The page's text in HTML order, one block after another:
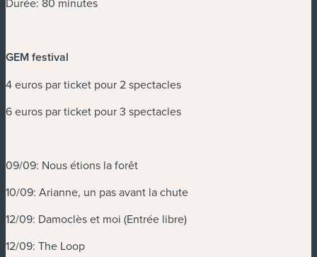
GEM festival
4 euros par ticket pour 2 spectacles
6 euros par ticket pour 3 spectacles
09/09: Nous étions la forêt
10/09: Arianne, un pas avant la chute
12/09: Damoclès et moi (Entrée libre)
12/09: The Loop